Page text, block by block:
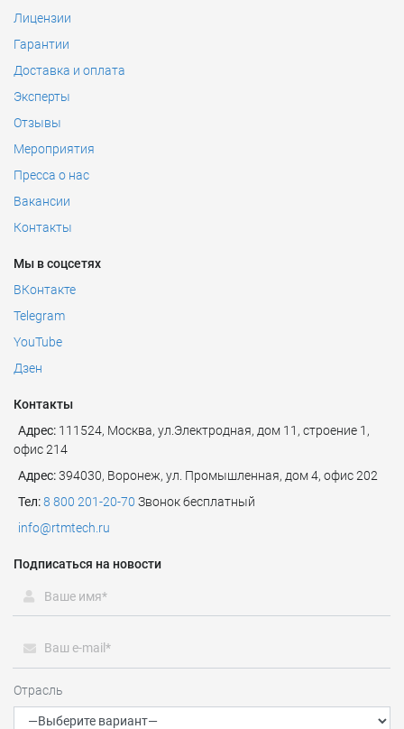
Лицензии
Гарантии
Доставка и оплата
Эксперты
Отзывы
Мероприятия
Пресса о нас
Вакансии
Контакты
Мы в соцсетях
ВКонтакте
Telegram
YouTube
Дзен
Контакты
Адрес: 111524, Москва, ул.Электродная, дом 11, строение 1,
офис 214
Адрес:394030, Воронеж, ул. Промышленная, дом 4, офис 202
Тел:8 800 201-20-70 Звонок бесплатный
info@rtmtech.ru
Подписаться на новости
Отрасль